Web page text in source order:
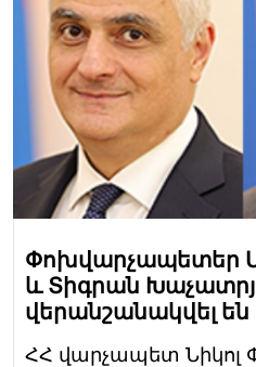
Փոխվարչապետեր
և Տիգրան
վերանշանակվել են
ՀՀ վարչապետ Նիկոլ